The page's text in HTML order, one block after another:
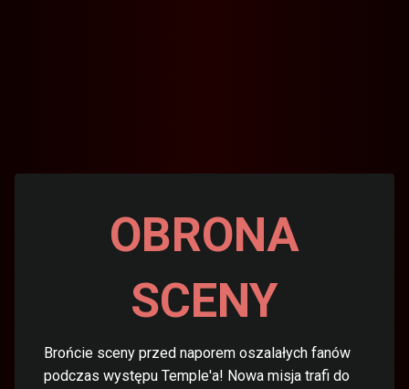
OBRONA
SCENY
Brońcie sceny przed naporem oszalałych fanów
podczas występu Temple'a! Nowa misja trafi do